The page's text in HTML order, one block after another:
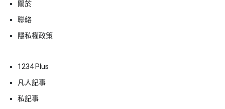
關於
聯絡
隱私權政策
1234 Plus
凡人記事
私記事